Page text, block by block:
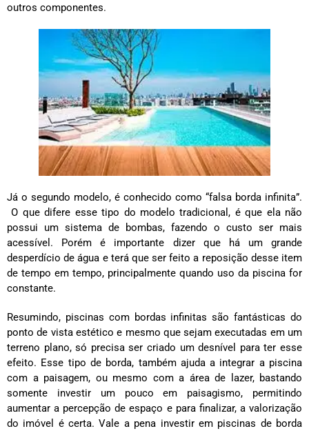
outros componentes.
Já o segundo modelo, é conhecido como “falsa borda infinita”.
O que difere esse tipo do modelo tradicional, é que ela não
possui um sistema de bombas, fazendo o custo ser mais
acessível. Porém é importante dizer que há um grande
desperdício de água e terá que ser feito a reposição desse item
de tempo em tempo, principalmente quando uso da piscina for
constante.
Resumindo, piscinas com bordas infinitas são fantásticas do
ponto de vista estético e mesmo que sejam executadas em um
terreno plano, só precisa ser criado um desnível para ter esse
efeito. Esse tipo de borda, também ajuda a integrar a piscina
com a paisagem, ou mesmo com a área de lazer, bastando
somente investir um pouco em paisagismo, permitindo
aumentar a percepção de espaço e para finalizar, a valorização
do imóvel é certa. Vale a pena investir em piscinas de borda